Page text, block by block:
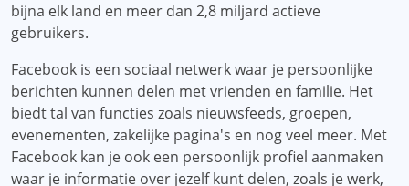
bijna elk land en meer dan 2,8 miljard actieve
gebruikers.
Facebook is een sociaal netwerk waar je persoonlijke
berichten kunnen delen met vrienden en familie. Het
biedt tal van functies zoals nieuwsfeeds, groepen,
evenementen, zakelijke pagina's en nog veel meer. Met
Facebook kan je ook een persoonlijk profiel aanmaken
waar je informatie over jezelf kunt delen, zoals je werk,